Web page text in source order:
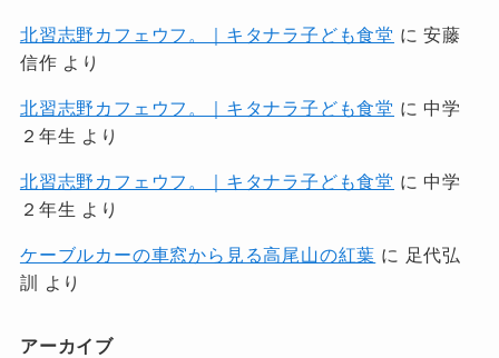
北習志野カフェウフ。｜キタナラ子ども食堂 に安藤
信作 より
北習志野カフェウフ。｜キタナラ子ども食堂 に 中学
２年生 より
北習志野カフェウフ。｜キタナラ子ども食堂 に 中学
２年生 より
ケーブルカーの車窓から見る高尾山の紅葉 に 足代弘
訓
より
アーカイブ